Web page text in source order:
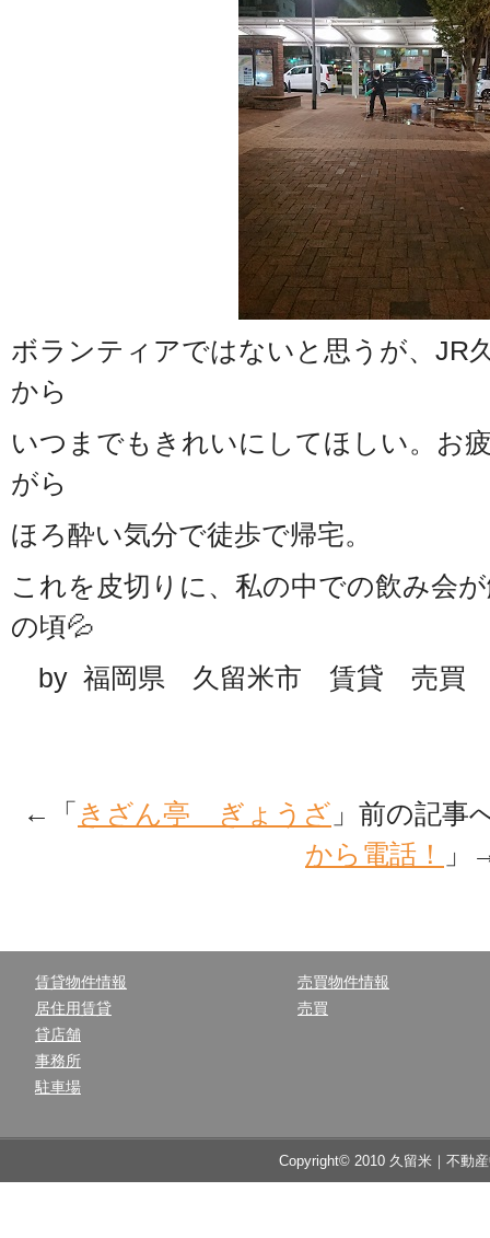
ボランティアではないと思うが、JR
から
いつまでもきれいにしてほしい。お
がら
ほろ酔い気分で徒歩で帰宅。
これを皮切りに、私の中での飲み会
の頃💦
by 福岡県 久留米市 賃貸 売買
←「 きざん亭 ぎょうざ 」前の記
から電話！
」
賃貸物件情報
居住用賃貸
貸店舗
事務所
駐車場
売買物件情報
売買
Copyright© 2010 久留米｜不動